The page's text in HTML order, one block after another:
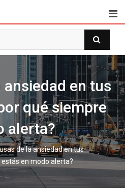
ansiedad en tus
qué siempre
alerta?
de la ansiedad en tus
en modo alerta?